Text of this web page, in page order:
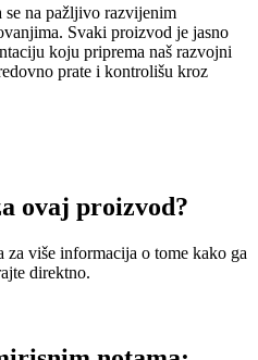
na pažljivo razvijenim
Svaki proizvod je jasno
koju priprema naš razvojni
prate i kontrolišu kroz
ovaj proizvod?
za više informacija o tome kako ga
direktno.